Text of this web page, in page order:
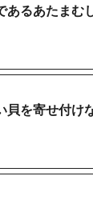
あるあたまむ
貝を寄せ付け